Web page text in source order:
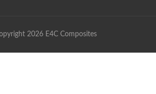
2026 E4C Composites